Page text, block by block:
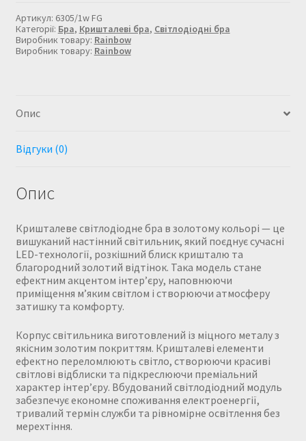
кількість
Артикул: 6305/1w FG
Категорії: Бра, Кришталеві бра, Світлодіодні бра
Виробник товару: Rainbow
Виробник товару: Rainbow
Опис
Відгуки (0)
Опис
Кришталеве світлодіодне бра в золотому кольорі — це
вишуканий настінний світильник, який поєднує сучасні
LED-технології, розкішний блиск кришталю та
благородний золотий відтінок. Така модель стане
ефектним акцентом інтер’єру, наповнюючи
приміщення м’яким світлом і створюючи атмосферу
затишку та комфорту.
Корпус світильника виготовлений із міцного металу з
якісним золотим покриттям. Кришталеві елементи
ефектно переломлюють світло, створюючи красиві
світлові відблиски та підкреслюючи преміальний
характер інтер’єру. Вбудований світлодіодний модуль
забезпечує економне споживання електроенергії,
тривалий термін служби та рівномірне освітлення без
мерехтіння.